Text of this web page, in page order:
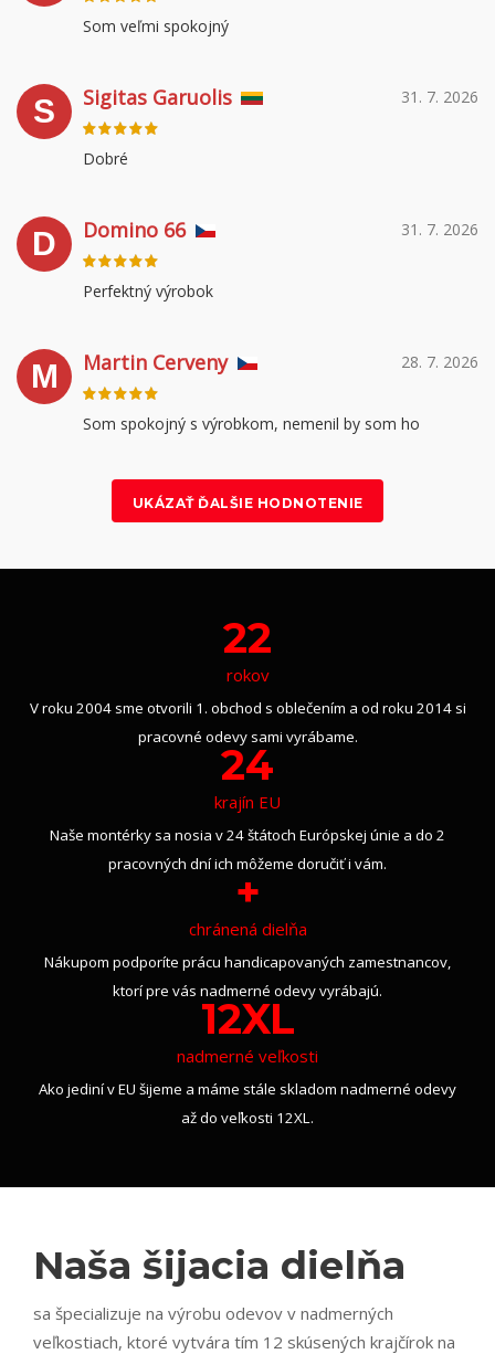
Som veľmi spokojný
S 31. 7. 2026
Sigitas Garuolis
Dobré
D 31. 7. 2026
Domino 66
Perfektný výrobok
M 28. 7. 2026
Martin Cerveny
Som spokojný s výrobkom, nemenil by som ho
UKÁZAŤ ĎALŠIE HODNOTENIE
22
rokov
V roku 2004 sme otvorili 1. obchod s oblečením a od roku 2014 si
pracovné odevy sami vyrábame.
24
krajín EU
Naše montérky sa nosia v 24 štátoch Európskej únie a do 2
pracovných dní ich môžeme doručiť i vám.
+
chránená dielňa
Nákupom podporíte prácu handicapovaných zamestnancov,
ktorí pre vás nadmerné odevy vyrábajú.
12XL
nadmerné veľkosti
Ako jediní v EU šijeme a máme stále skladom nadmerné odevy
až do veľkosti 12XL.
Naša šijacia dielňa
sa špecializuje na výrobu odevov v nadmerných
veľkostiach, ktoré vytvára tím 12 skúsených krajčírok na